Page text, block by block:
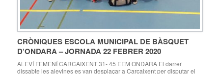
CRÒNIQUES ESCOLA MUNICIPAL DE BÀSQUET
D’ONDARA – JORNADA 22 FEBRER 2020
ALEVÍ FEMENÍ CARCAIXENT 31- 45 EEM ONDARA El darrer
dissabte les alevines es van desplaçar a Carcaixent per disputar el